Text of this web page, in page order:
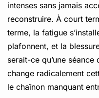
intenses sans jamais
reconstruire. À court
terme, la fatigue
plafonnent, et la
serait-ce qu’une
change radicalement
le chaînon manquant